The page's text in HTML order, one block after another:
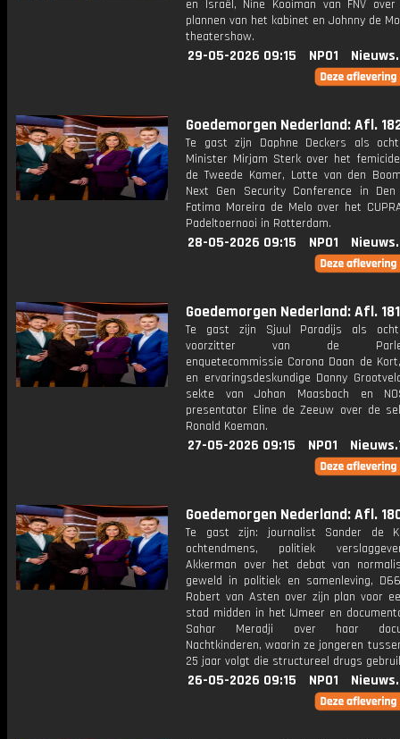
en Israël, Nine Kooiman van FNV over
plannen van het kabinet en Johnny de
theatershow.
29-05-2026 09:15 NPO1
Goedemorgen Nederland: Afl.
Te gast zijn Daphne Deckers als
Minister Mirjam Sterk over het
de Tweede Kamer, Lotte van den
Next Gen Security Conference in
Fatima Moreira de Melo over het
Padeltoernooi in Rotterdam.
28-05-2026 09:15 NPO1
Goedemorgen Nederland: Afl. 181
Te gast zijn Sjuul Paradijs als
voorzitter van de
enquetecommissie Corona Daan de
en ervaringsdeskundige Danny
sekte van Johan Maasbach en
presentator Eline de Zeeuw over de
Ronald Koeman.
27-05-2026 09:15 NPO1
Goedemorgen Nederland: Afl.
Te gast zijn: journalist Sander de
ochtendmens, politiek
Akkerman over het debat van
geweld in politiek en samenleving,
Robert van Asten over zijn plan voor
stad midden in het IJmeer en
Sahar Meradji over haar
Nachtkinderen, waarin ze jongeren
25 jaar volgt die structureel drugs
26-05-2026 09:15 NPO1